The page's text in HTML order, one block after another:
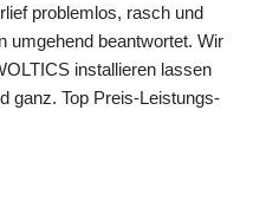
problemlos, rasch und
umgehend beantwortet. Wir
installieren lassen
ganz. Top Preis-Leistungs-